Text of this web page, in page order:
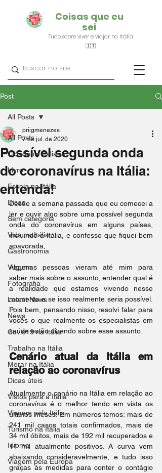
Coisas que eu
sei
Tudo sobre viver e viajar na Itália
🇮🇹
Post
All Posts
Cidadania Italiana
Livro
Escola na Itália
Dicas
Sem categoria
Vida na Itália
Gastronomia
Viagem
Fotografia
Latest News
News
Covid19 na Itália
Trabalho na Itália
Morar na Itália
Dicas úteis
Vistos para a Itália
Viagem pela Itália
Turismo na Itália
Idioma
Viagem pela Europa
All Posts
Possível segunda onda
do coronavírus na Itália:
entenda!
priigmenezes
7 de jul. de 2020
Desde a semana passada que eu comecei a
ler e ouvir algo sobre uma possível segunda
onda do coronavírus em alguns países,
incluindo a Itália, e confesso que fiquei bem
apavorada.
Algumas pessoas vieram até mim para
saber mais sobre o assunto, entender qual é
a realidade que estamos vivendo nesse
momento e se isso realmente seria possível.
Pois bem, pensando nisso, resolvi falar para
vocês o que realmente os especialistas em
saúde estão dizendo sobre esse assunto.
Cenário atual da Itália em
relação ao coronavírus
Atualmente o cenário na Itália em relação ao
coronavírus é o melhor tendo em vista os
últimos meses. Em números temos: mais de
241 mil casos totais confirmados, mais de
34 mil óbitos, mais de 192 mil recuperados e
14 mil atualmente positivos. A curva vem
abaixando consideravelmente, e tudo isso
graças às medidas para conter o contágio